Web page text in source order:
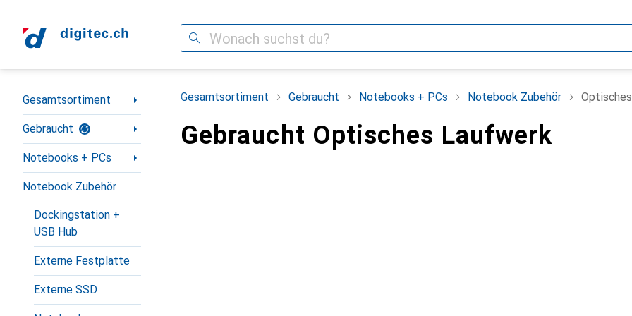
Suche
Navigation nach Kategorien
Gesamtsortiment
Gebraucht
Notebooks + PCs
Notebook Zubehör
Dockingstation +
USB Hub
Externe Festplatte
Externe SSD
Gesamtsortiment Gebraucht Notebooks + PCs Notebook Zubehör
Gebraucht Optisches Laufwerk